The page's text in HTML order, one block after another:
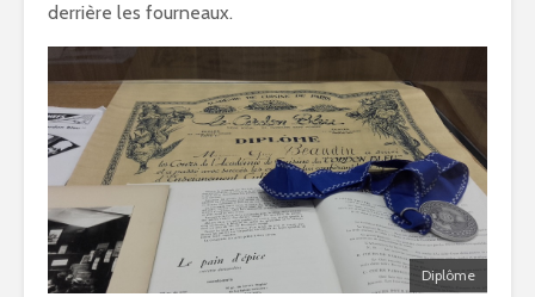
derrière les fourneaux.
Diplôme